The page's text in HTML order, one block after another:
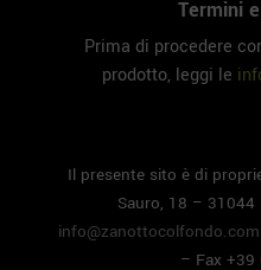
Termini
Prima di procedere
prodotto, leggi le
Il presente sito è di
Sauro, 18 –
info@zanottocolfondo.com
– Fax